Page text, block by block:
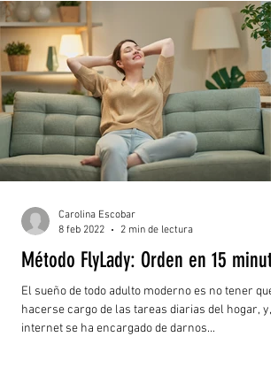
Método FlyLady: Orden en 15 minutos
El sueño de todo adulto moderno es no tener que
hacerse cargo de las tareas diarias del hogar, y, el
internet se ha encargado de darnos...
Carolina Escobar
8 feb 2022
2 min de lectura